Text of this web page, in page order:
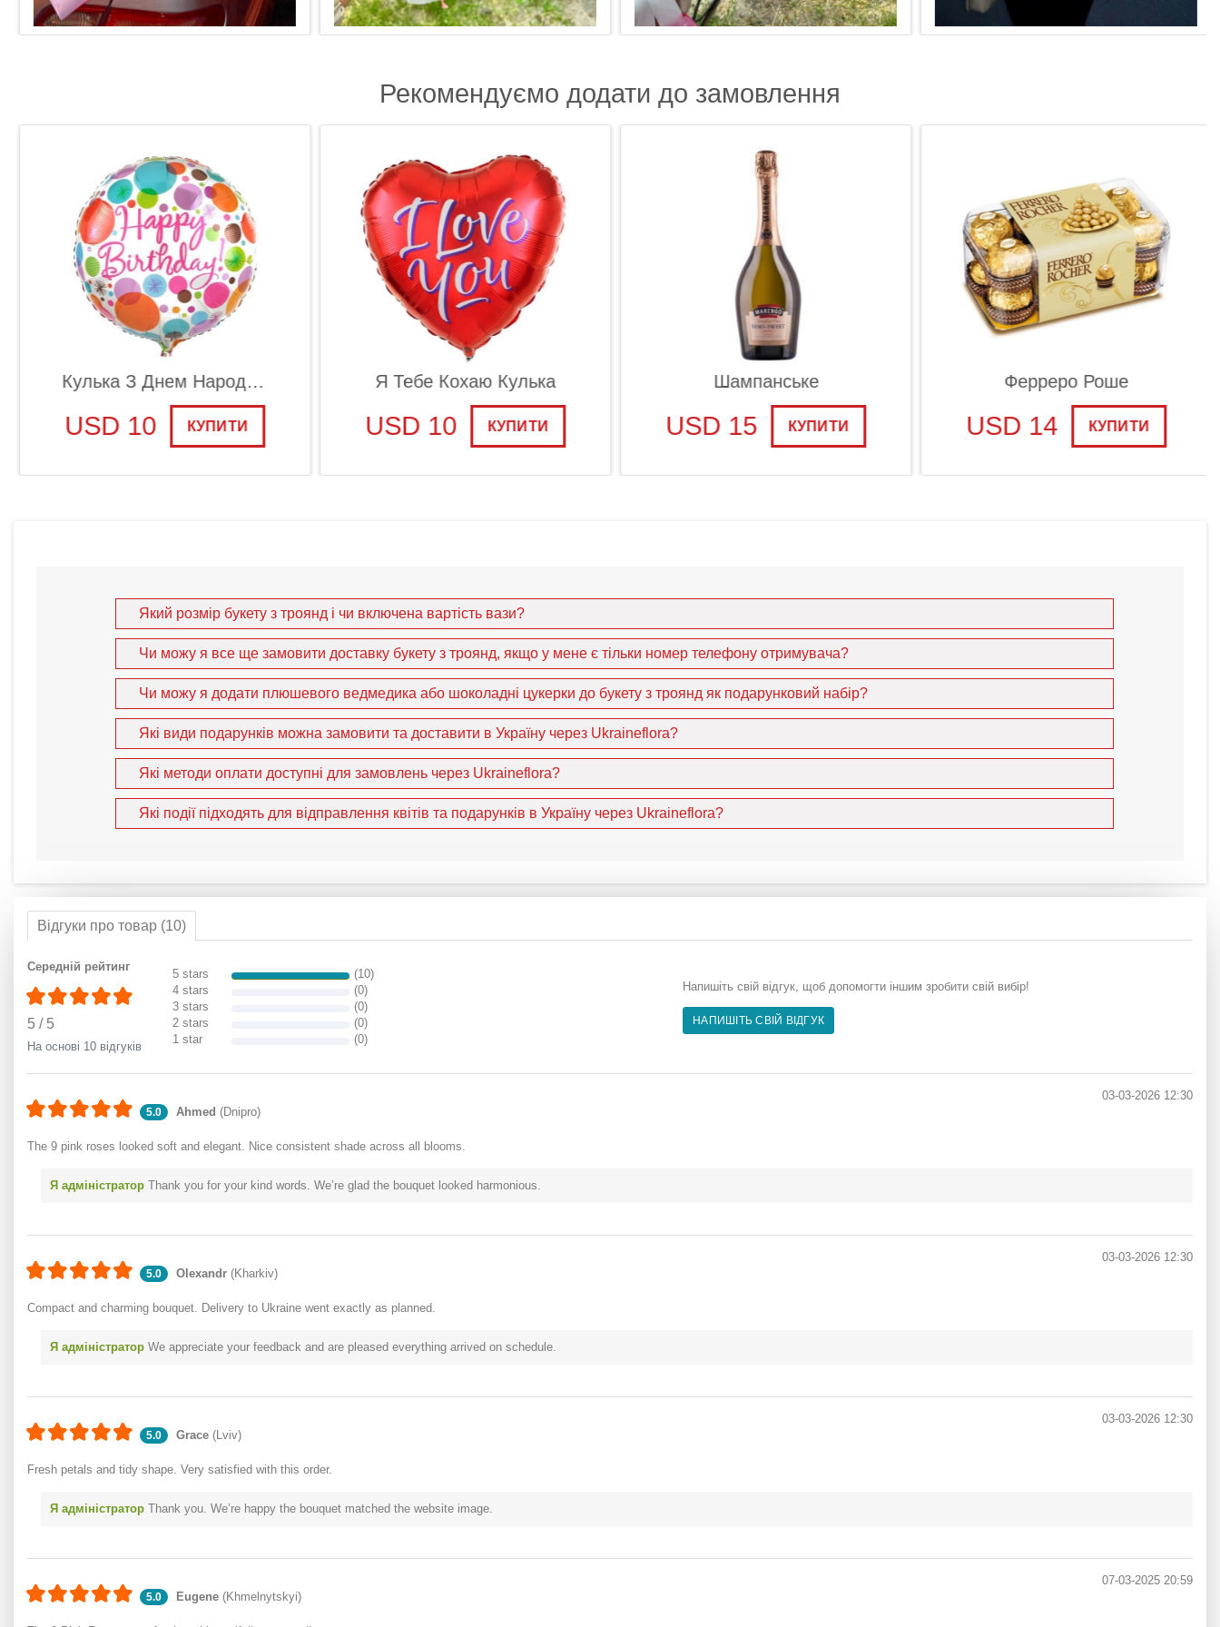
Рекомендуємо додати до замовлення
Кулька З Днем Народження
USD 10 КУПИТИ
Я Тебе Кохаю Кулька
USD 10 КУПИТИ
Шампанське
USD 15 КУПИТИ
Ферреро Роше
USD 14 КУПИТИ
Який розмір букету з троянд і чи включена вартість вази?
Чи можу я все ще замовити доставку букету з троянд, якщо у мене є тільки номер телефону отримувача?
Чи можу я додати плюшевого ведмедика або шоколадні цукерки до букету з троянд як подарунковий набір?
Які види подарунків можна замовити та доставити в Україну через Ukraineflora?
Які методи оплати доступні для замовлень через Ukraineflora?
Які події підходять для відправлення квітів та подарунків в Україну через Ukraineflora?
Відгуки про товар (10)
Середній рейтинг
5 / 5
На основі 10 відгуків
5 stars
(10)
4 stars
(0)
3 stars
(0)
2 stars
(0)
1 star
(0)
Напишіть свій відгук, щоб допомогти іншим зробити свій вибір!
НАПИШІТЬ СВІЙ ВІДГУК
5.0 Ahmed (Dnipro)
03-03-2026 12:30
The 9 pink roses looked soft and elegant. Nice consistent shade across all blooms.
Я адміністратор Thank you for your kind words. We’re glad the bouquet looked harmonious.
5.0 Olexandr (Kharkiv)
03-03-2026 12:30
Compact and charming bouquet. Delivery to Ukraine went exactly as planned.
Я адміністратор We appreciate your feedback and are pleased everything arrived on schedule.
5.0 Grace (Lviv)
03-03-2026 12:30
Fresh petals and tidy shape. Very satisfied with this order.
Я адміністратор Thank you. We’re happy the bouquet matched the website image.
5.0 Eugene (Khmelnytskyi)
07-03-2025 20:59